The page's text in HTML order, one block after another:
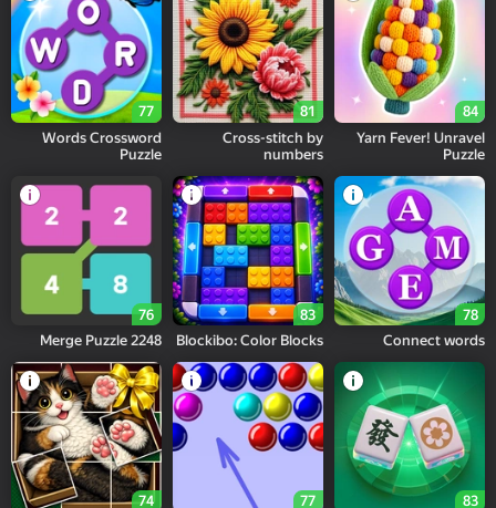
84
Yarn Fever! Unravel
Puzzle
81
Cross-stitch by
numbers
77
Words Crossword
Puzzle
78
Connect words
83
Blockibo: Color Blocks
76
2248 Merge Puzzle
83
77
74